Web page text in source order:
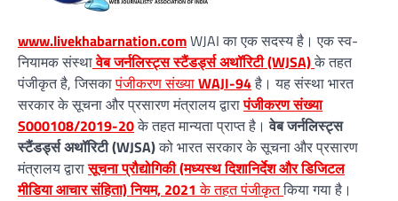
www.livekhabarnation.comWJAI का एक सदस्य है। एक स्व-
नियामक संस्थावेब जर्नलिस्ट्स स्टैंडर्ड्स अथॉरिटी (WJSA)के तहत
पंजीकृत है, जिसकापंजीकरण संख्याWAJI-94है। यह संस्था भारत
सरकार के सूचना और प्रसारण मंत्रालय द्वारापंजीकरण संख्या
S000108/2019-20के तहत मान्यता प्राप्त है।वेब जर्नलिस्ट्स
स्टैंडर्ड्स अथॉरिटी (WJSA)को भारत सरकार के सूचना और प्रसारण
मंत्रालय द्वारासूचना प्रौद्योगिकी (मध्यस्थ दिशानिर्देश और डिजिटल
मीडिया आचार संहिता) नियम, 2021 के तहत पंजीकृतकिया गया है।